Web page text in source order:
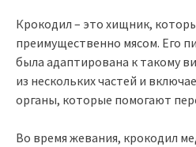
Крокодил – это хищник,
преимущественно мясом. Его
была адаптирована к такому
из нескольких частей и
органы, которые помогают
Во время жевания, крокодил